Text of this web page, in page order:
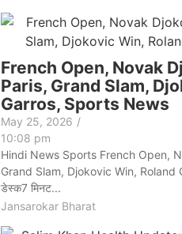
French Open, Novak
Paris, Grand Slam,
Garros, Sports News
May 25, 2026 /
10:08 pm
Hindi News Sports French Open,
Grand Slam, Djokovic Win, Roland
डेस्क7 मिनट...
Jansarokar Bharat